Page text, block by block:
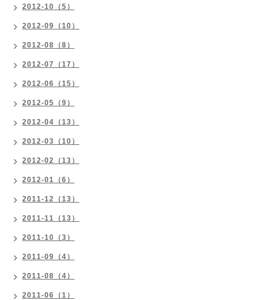
2012-10（5）
2012-09（10）
2012-08（8）
2012-07（17）
2012-06（15）
2012-05（9）
2012-04（13）
2012-03（10）
2012-02（13）
2012-01（6）
2011-12（13）
2011-11（13）
2011-10（3）
2011-09（4）
2011-08（4）
2011-06（1）